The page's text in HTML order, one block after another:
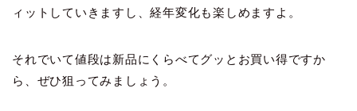
ィットしていきますし、経年変化も楽しめますよ。
それでいて値段は新品にくらべてグッとお買い得ですか
ら、ぜひ狙ってみましょう。